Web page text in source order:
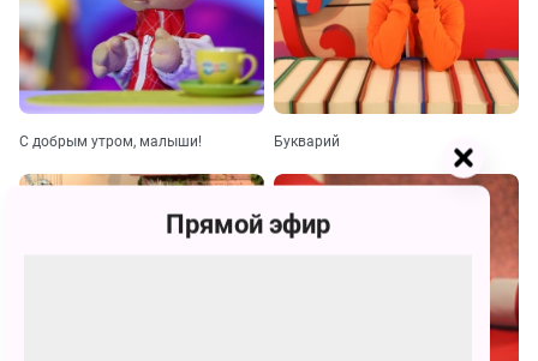
С добрым утром, малыши! Букварий
Прямой эфир